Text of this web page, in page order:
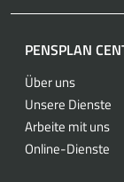
PENSPLAN
Über uns
Unsere Dienste
Arbeite mit uns
Online-Dienste